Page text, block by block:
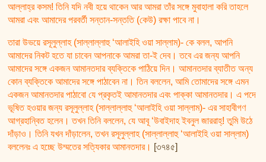
আল্লাহ্‌র কসম! তিনি যদি নবী হয়ে থাকেন আর আমরা তাঁর সঙ্গে মুবাহালা করি তাহলে
আমরা এবং আমাদের পরবর্তী সন্তান-সন্ততি (কেউ) রক্ষা পাবে না।
তারা উভয়ে রসূলুল্লাহ (সাল্লাল্লাহু ‘আলাইহি ওয়া সাল্লাম)- কে বলল, আপনি
আমাদের নিকট হতে যা চাবেন আপনাকে আমরা তা-ই দেব। তবে এর জন্য আপনি
আমাদের সঙ্গে একজন আমানতদার ব্যক্তিকে পাঠিয়ে দিন। আমানতদার ব্যাতীত অন্য
কোন ব্যক্তিকে আমাদের সঙ্গে পাঠাবেন না। তিন বললেন, আমি তোমাদের সঙ্গে এমন
একজন আমানতদার পাঠাবো যে প্রকৃতই আমানতদার এবং পাক্কা আমানতদার। এ পদে
ভূষিত হওয়ার জন্য রসূলুল্লাহ (সাল্লাল্লাহু ‘আলাইহি ওয়া সাল্লাম)- এর সাহাবীগণ
আগ্রহান্বিত হলেন। তখন তিনি বললেন, যে আবূ ‘উবাইদাহ ইবনুল জাররাহ্‌! তুমি উঠে
দাঁড়াও। তিনি যখন দাঁড়ালেন, তখন রসূলুল্লাহ (সাল্লাল্লাহু ‘আলাইহি ওয়া সাল্লাম)
বললেনঃ এ হচ্ছে উম্মতের সত্যিকার আমানতদার। [৩৭৪৫]